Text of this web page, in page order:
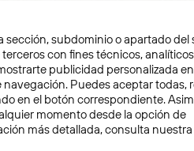
sección, subdominio o apartado del
con fines técnicos,
publicidad personalizada
Puedes aceptar todas,
en el botón correspondiente.
momento desde la opción de
más detallada, consulta nuestra